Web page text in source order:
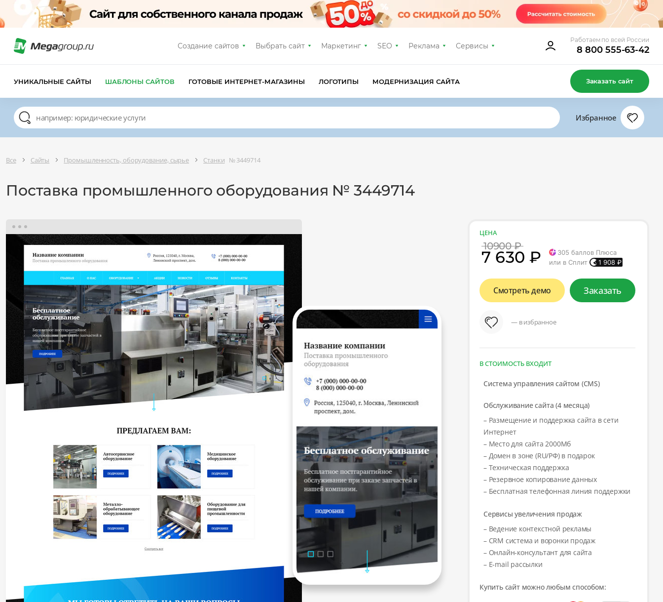
Создание сайтов Выбрать сайт Маркетинг SEO Реклама Сервисы
Работаем по всей России
8 800 555-63-42
УНИКАЛЬНЫЕ САЙТЫ ШАБЛОНЫ САЙТОВ ГОТОВЫЕ ИНТЕРНЕТ-МАГАЗИНЫ ЛОГОТИПЫ МОДЕРНИЗАЦИЯ САЙТА Заказать сайт
Избранное
Все Сайты Промышленность, оборудование, сырье Станки № 3449714
Поставка промышленного оборудования № 3449714
ЦЕНА
10900 ₽
7 630 ₽ 305 баллов Плюса
или в Сплит
1 908 ₽
Смотреть демо Заказать
— в избранное
В СТОИМОСТЬ ВХОДИТ
Система управления сайтом (CMS)
Обслуживание сайта (4 месяца)
– Размещение и поддержка сайта в сети
Интернет
– Место для сайта 2000Мб
– Домен в зоне (RU/РФ) в подарок
– Техническая поддержка
– Резервное копирование данных
– Бесплатная телефонная линия поддержки
Сервисы увеличения продаж
– Ведение контекстной рекламы
– CRM система и воронки продаж
– Онлайн-консультант для сайта
– E-mail рассылки
Купить сайт можно любым способом: